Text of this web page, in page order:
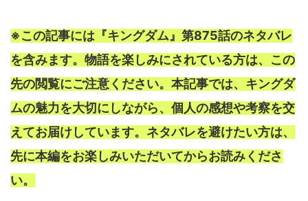
※この記事には『キングダム』第875話のネタバレ
を含みます。物語を楽しみにされている方は、この
先の閲覧にご注意ください。本記事では、キングダ
ムの魅力を大切にしながら、個人の感想や考察を交
えてお届けしています。ネタバレを避けたい方は、
先に本編をお楽しみいただいてからお読みくださ
い。